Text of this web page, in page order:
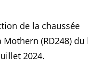
de la chaussée
Mothern (RD248)
2024.